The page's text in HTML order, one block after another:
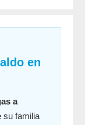
en
a
su familia